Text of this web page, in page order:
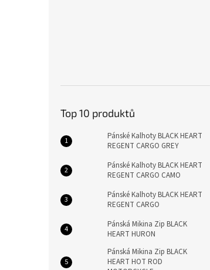
Top 10 produktů
Pánské Kalhoty BLACK HEART
REGENT CARGO GREY
Pánské Kalhoty BLACK HEART
REGENT CARGO CAMO
Pánské Kalhoty BLACK HEART
REGENT CARGO
Pánská Mikina Zip BLACK
HEART HURON
Pánská Mikina Zip BLACK
HEART HOT ROD